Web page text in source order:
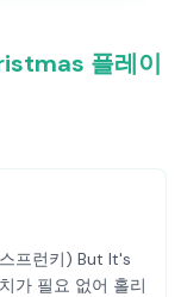
플레이
프런키) But It's
가 필요 없어 홀리